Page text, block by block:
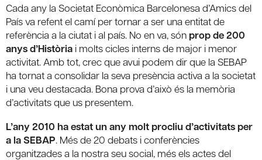
Cada any la Societat Econòmica Barcelonesa d’Amics del
País va refent el camí per tornar a ser una entitat de
referència a la ciutat i al país. No en va, són prop de 200
anys d’Història i molts cicles interns de major i menor
activitat. Amb tot, crec que avui podem dir que la SEBAP
ha tornat a consolidar la seva presència activa a la societat
i una veu destacada. Bona prova d’això és la memòria
d’activitats que us presentem.
L’any 2010 ha estat un any molt procliu d’activitats per
a la SEBAP. Més de 20 debats i conferències
organitzades a la nostra seu social, més els actes del